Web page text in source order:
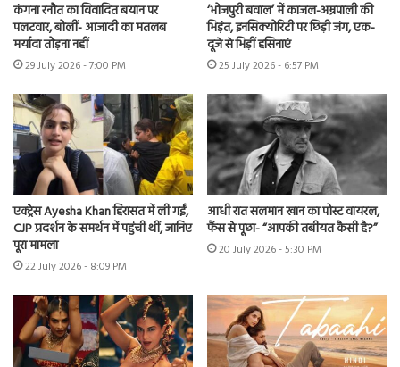
कंगना रनौत का विवादित बयान पर
पलटवार, बोलीं- आजादी का मतलब
मर्यादा तोड़ना नहीं
29 July 2026 - 7:00 PM
‘भोजपुरी बवाल’ में काजल-अम्रपाली की
भिड़ंत, इनसिक्योरिटी पर छिड़ी जंग, एक-
दूजे से भिड़ीं हसिनाएं
25 July 2026 - 6:57 PM
एक्ट्रेस Ayesha Khan हिरासत में ली गईं,
CJP प्रदर्शन के समर्थन में पहुंची थीं, जानिए
पूरा मामला
22 July 2026 - 8:09 PM
आधी रात सलमान खान का पोस्ट वायरल,
फैंस से पूछा- “आपकी तबीयत कैसी है?”
20 July 2026 - 5:30 PM